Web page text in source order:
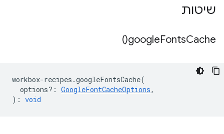
שיטות
googleFontsCache(
)
workbox-recipes .googleFontsCache(
options? : GoogleFontCacheOptions,
) : void